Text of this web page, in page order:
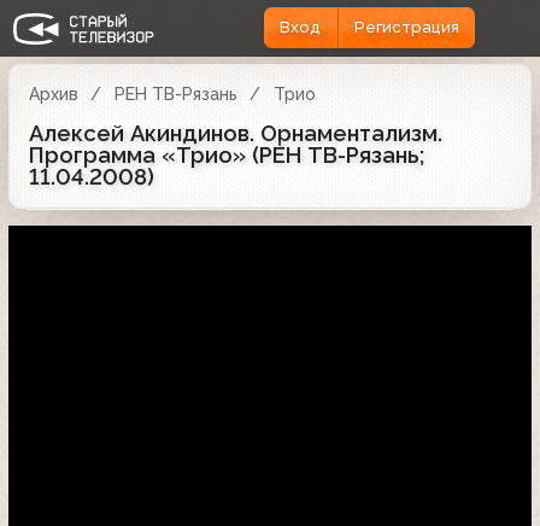
Вход Регистрация
Архив РЕН ТВ-Рязань Трио
Алексей Акиндинов. Орнаментализм.
Программа «Трио» (РЕН ТВ-Рязань;
11.04.2008)